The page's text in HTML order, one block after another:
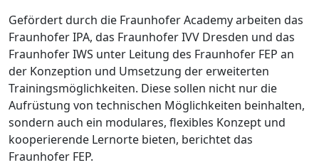
Gefördert durch die Fraunhofer Academy arbeiten das
Fraunhofer IPA, das Fraunhofer IVV Dresden und das
Fraunhofer IWS unter Leitung des Fraunhofer FEP an
der Konzeption und Umsetzung der erweiterten
Trainingsmöglichkeiten. Diese sollen nicht nur die
Aufrüstung von technischen Möglichkeiten beinhalten,
sondern auch ein modulares, flexibles Konzept und
kooperierende Lernorte bieten, berichtet das
Fraunhofer FEP.